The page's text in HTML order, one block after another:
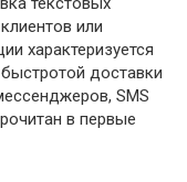
или
характеризуется
доставки
SMS
в первые